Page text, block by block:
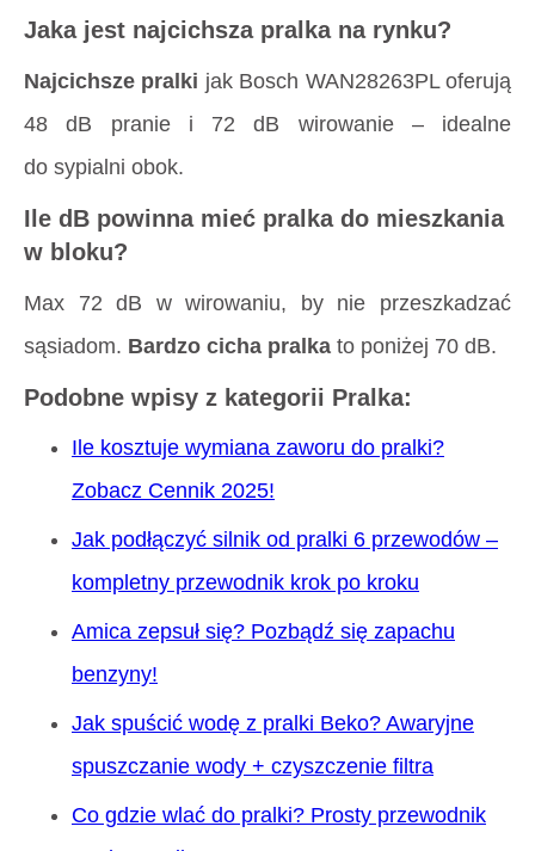
Jaka jest najcichsza pralka na rynku?
Najcichsze pralki jak Bosch WAN28263PL oferują
48 dB pranie i 72 dB wirowanie – idealne
do sypialni obok.
Ile dB powinna mieć pralka do mieszkania
w bloku?
Max 72 dB w wirowaniu, by nie przeszkadzać
sąsiadom. Bardzo cicha pralka to poniżej 70 dB.
Podobne wpisy z kategorii Pralka:
Ile kosztuje wymiana zaworu do pralki?
Zobacz Cennik 2025!
Jak podłączyć silnik od pralki 6 przewodów –
kompletny przewodnik krok po kroku
Amica zepsuł się? Pozbądź się zapachu
benzyny!
Jak spuścić wodę z pralki Beko? Awaryjne
spuszczanie wody + czyszczenie filtra
Co gdzie wlać do pralki? Prosty przewodnik